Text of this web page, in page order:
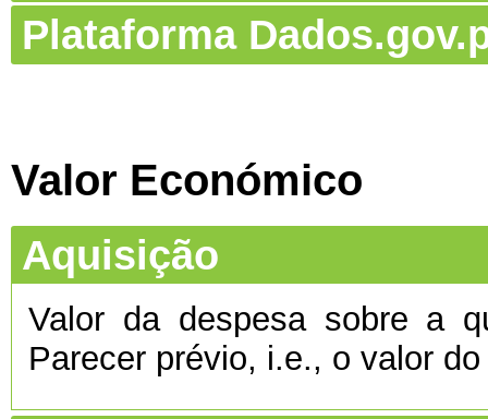
Plataforma
Valor Económico
Aquisição
Valor da despesa sobre a
Parecer prévio, i.e., o valor